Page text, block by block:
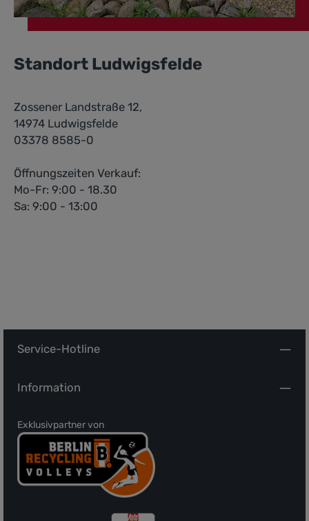
Standort Ludwigsfelde
Zossener Landstraße 12,
14974 Ludwigsfelde
03378 8585-0
Öffnungszeiten Verkauf:
Mo-Fr: 9:00 - 18.30
Sa: 9:00 - 13:00
Service-Hotline
Information
Exklusivpartner von